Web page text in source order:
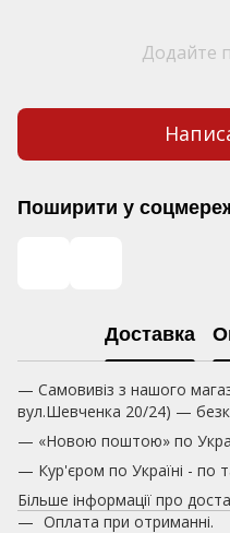
Додайте
Поширити у
Доставка
— Самовивіз з нашого
вул.Шевченка 20/24) —
— «Новою поштою» по
— Кур'єром по Україні - по
Більше інформації про
Оплата при отриманні.